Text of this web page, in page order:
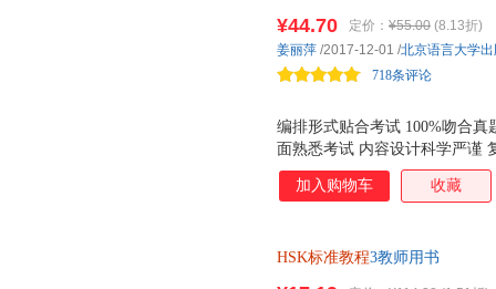
编排形式贴合考试 100%吻合
面熟悉考试 内容设计科学严谨
学习者扩展学习的能力 语言风
助学习者掌握*真实、自然的语
¥44.70 定价： ¥55.00 (8.13折)
718条评论
姜丽萍 /2017-12-01 /北京语言大学
加入购物车 收藏
HSK标准教程3教师用书